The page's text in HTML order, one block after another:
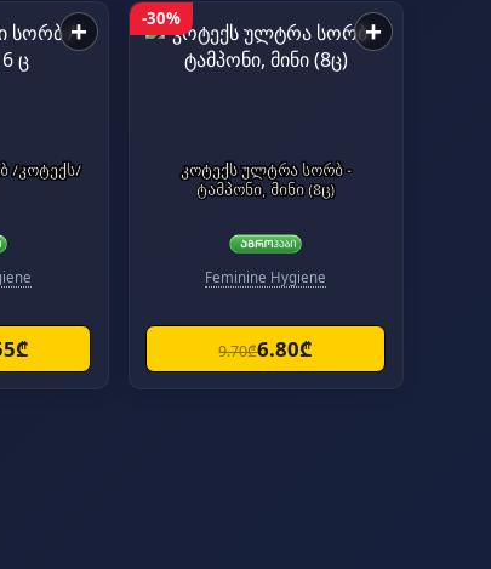
+ -30% +
კოტექს ულტრა სორბ -
ტამპონი, მინი (8ც)
Feminine Hygiene
9.70₾6.80₾